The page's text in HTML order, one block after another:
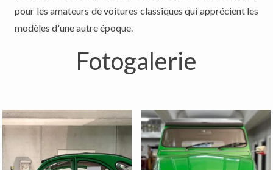
pour les amateurs de voitures classiques qui apprécient les
modèles d'une autre époque.
Fotogalerie